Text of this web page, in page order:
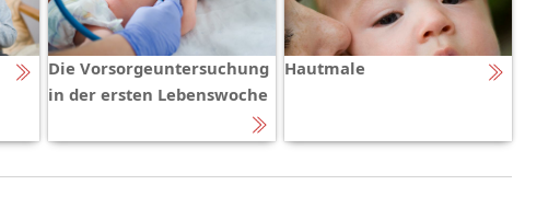
Die Vorsorgeuntersuchung
in der ersten Lebenswoche
Hautmale